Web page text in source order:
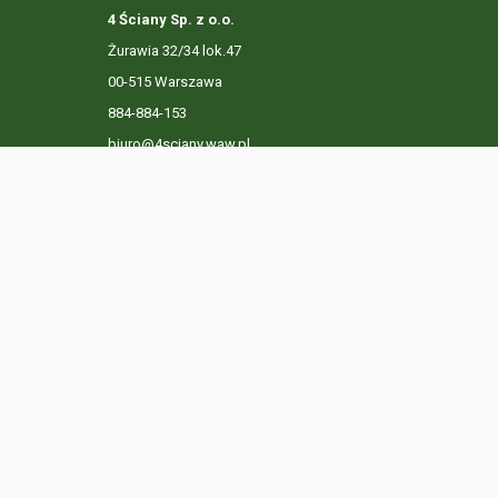
4 Ściany Sp. z o.o.
Żurawia 32/34 lok.47
00-515 Warszawa
884-884-153
biuro@4sciany.waw.pl